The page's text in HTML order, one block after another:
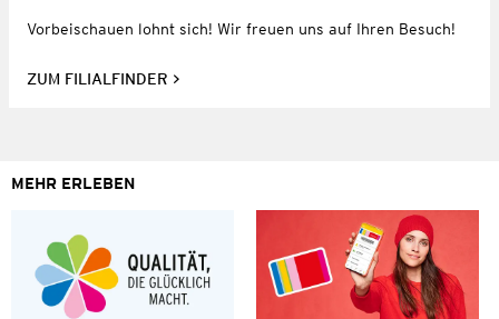
Vorbeischauen lohnt sich! Wir freuen uns auf Ihren Besuch!
ZUM FILIALFINDER
MEHR ERLEBEN